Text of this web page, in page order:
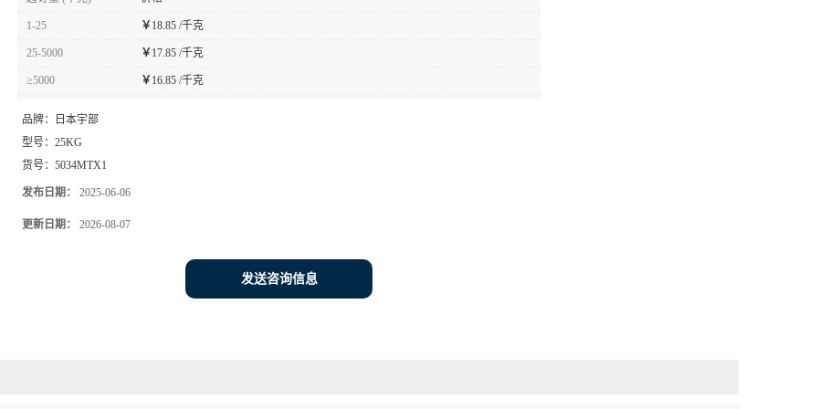
1-25 ￥ 18.85 /千克
25-5000 ￥ 17.85 /千克
≥5000 ￥ 16.85 /千克
品牌：
日本宇部
型号： 25KG
货号： 5034MTX1
发布日期： 2025-06-06
更新日期： 2026-08-07
发送咨询信息